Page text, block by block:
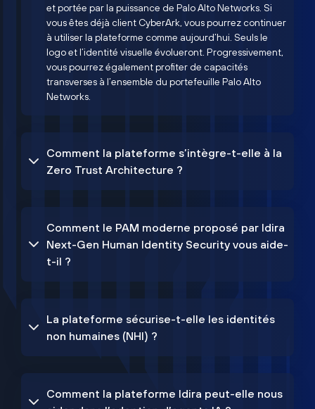
et portée par la puissance de Palo Alto Networks. Si
vous êtes déjà client CyberArk, vous pourrez continuer
à utiliser la plateforme comme aujourd’hui. Seuls le
logo et l’identité visuelle évolueront. Progressivement,
vous pourrez également profiter de capacités
transverses à l’ensemble du portefeuille Palo Alto
Networks.
Comment la plateforme s’intègre-t-elle à la
Zero Trust Architecture ?
Comment le PAM moderne proposé par Idira
Next-Gen Human Identity Security vous aide-
t-il ?
La plateforme sécurise-t-elle les identités
non humaines (NHI) ?
Comment la plateforme Idira peut-elle nous